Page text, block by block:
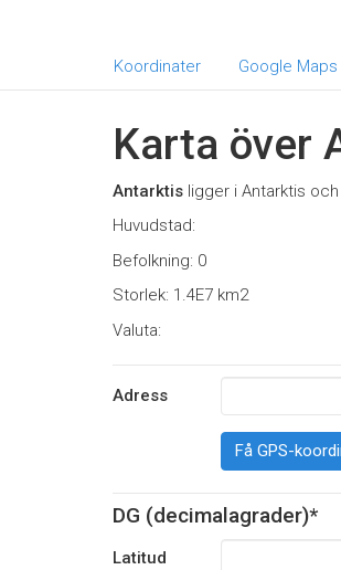
Koordinater Google
Karta över
Antarktis ligger i Antarktis
Huvudstad:
Befolkning: 0
Storlek: 1.4E7 km2
Valuta:
Adress
Få GPS-
DG (decimalagrader)*
Latitud